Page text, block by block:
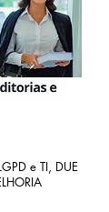
e TI, DUE